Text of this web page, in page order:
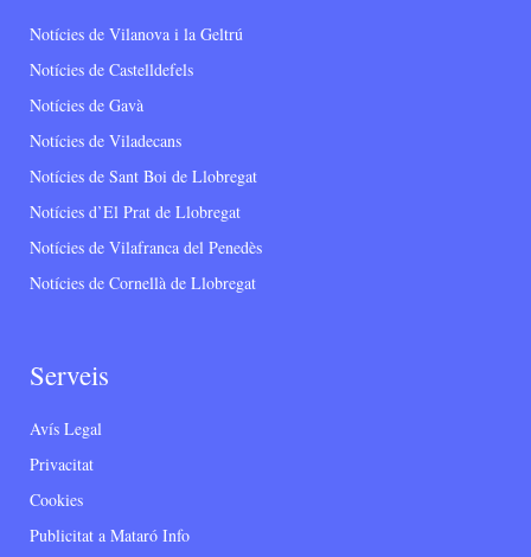
Notícies de Vilanova i la Geltrú
Notícies de Castelldefels
Notícies de Gavà
Notícies de Viladecans
Notícies de Sant Boi de Llobregat
Notícies d’El Prat de Llobregat
Notícies de Vilafranca del Penedès
Notícies de Cornellà de Llobregat
Serveis
Avís Legal
Privacitat
Cookies
Publicitat a Mataró Info